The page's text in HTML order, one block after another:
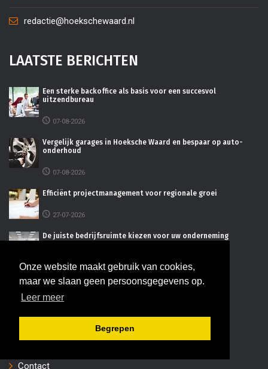
Onze website maakt gebruik van cookies,
maar we slaan geen persoonsgegevens op.
Leer meer
Begrepen
redactie@hoekschewaard.nl
LAATSTE BERICHTEN
Een sterke backoffice als basis voor een succesvol
uitzendbureau
07-08-2026
Vergelijk garages in Hoeksche Waard en bespaar op auto-
onderhoud
07-08-2026
Efficiënt projectmanagement voor regionale groei
27-07-2026
De juiste bedrijfsruimte kiezen voor uw onderneming
INFORMATIE
Contact